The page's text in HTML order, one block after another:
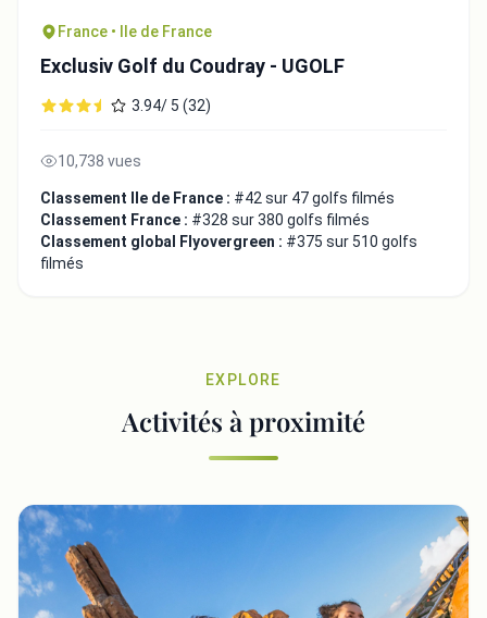
France • Ile de France
Exclusiv Golf du Coudray - UGOLF
3.94/ 5 (32)
10,738 vues
Classement Ile de France : #42 sur 47 golfs filmés
Classement France : #328 sur 380 golfs filmés
Classement global Flyovergreen : #375 sur 510 golfs
filmés
EXPLORE
Activités à proximité